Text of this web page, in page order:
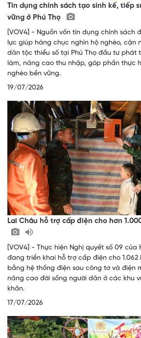
Tín dụng chính sách tạo sinh kế, tiếp
vững ở Phú Thọ
[VOV4] - Nguồn vốn tín dụng chính sách
lực giúp hàng chục nghìn hộ nghèo, cận
dân tộc thiểu số tại Phú Thọ đầu tư phát
làm, nâng cao thu nhập, góp phần thực
nghèo bền vững.
19/07/2026
Lai Châu hỗ trợ cấp điện cho hơn
[VOV4] - Thực hiện Nghị quyết số 09 của
đang triển khai hỗ trợ cấp điện cho 1.062
bằng hệ thống điện sau công tơ và điện
nâng cao đời sống người dân ở các khu
khăn.
17/07/2026